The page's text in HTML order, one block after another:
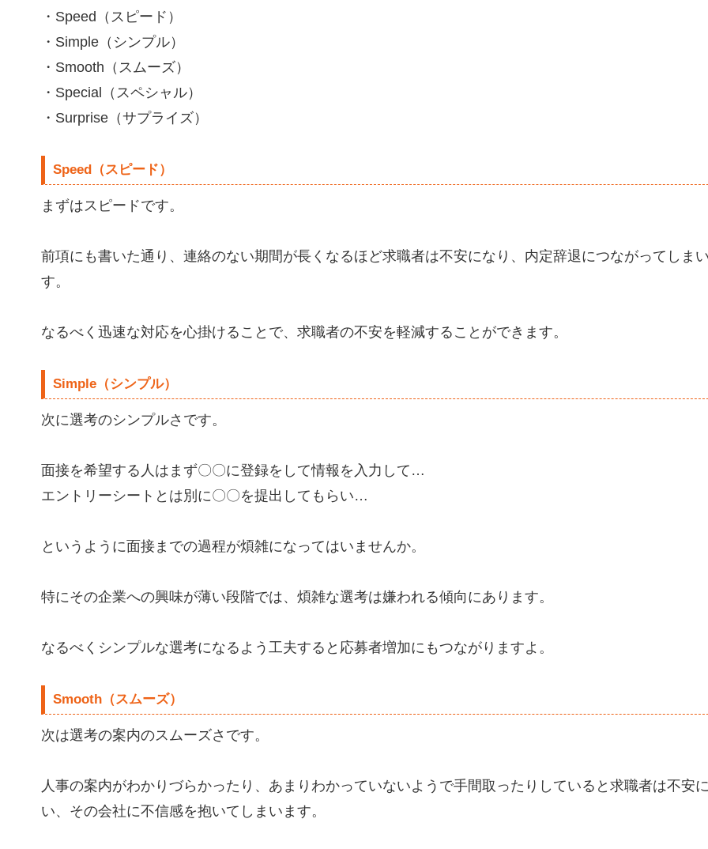
・Speed（スピード）
・Simple（シンプル）
・Smooth（スムーズ）
・Special（スペシャル）
・Surprise（サプライズ）
Speed（スピード）
まずはスピードです。
前項にも書いた通り、連絡のない期間が長くなるほど求職者は不安になり、内定辞退につながってしま
す。
なるべく迅速な対応を心掛けることで、求職者の不安を軽減することができます。
Simple（シンプル）
次に選考のシンプルさです。
面接を希望する人はまず〇〇に登録をして情報を入力して…
エントリーシートとは別に〇〇を提出してもらい…
というように面接までの過程が煩雑になってはいませんか。
特にその企業への興味が薄い段階では、煩雑な選考は嫌われる傾向にあります。
なるべくシンプルな選考になるよう工夫すると応募者増加にもつながりますよ。
Smooth（スムーズ）
次は選考の案内のスムーズさです。
人事の案内がわかりづらかったり、あまりわかっていないようで手間取ったりしていると求職者は不安
い、その会社に不信感を抱いてしまいます。